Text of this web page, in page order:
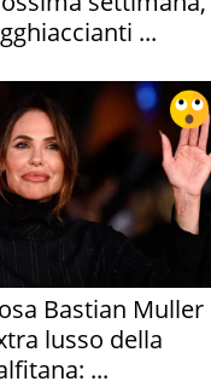
...
Bastian Muller
lusso della
...